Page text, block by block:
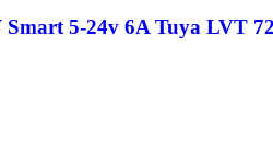
5-24v 6A Tuya LVT